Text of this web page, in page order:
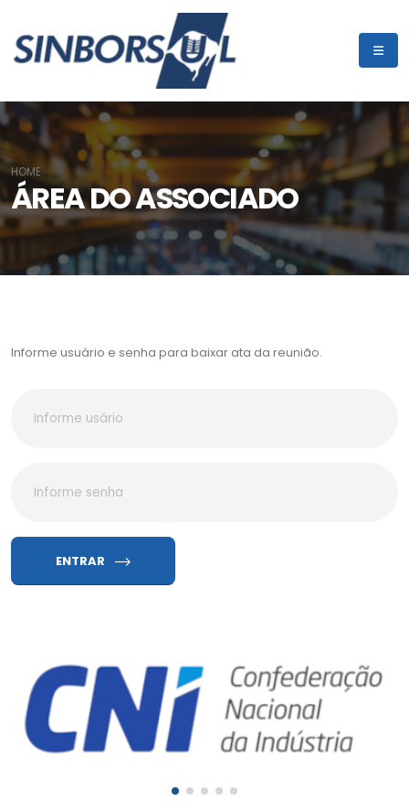
ÁREA DO ASSOCIADO
HOME
Informe usuário e senha para baixar ata da reunião.
ENTRAR